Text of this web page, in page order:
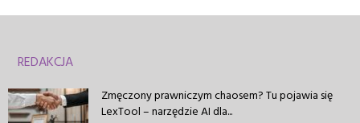
REDAKCJA
Zmęczony prawniczym chaosem? Tu pojawia się
LexTool – narzędzie AI dla...